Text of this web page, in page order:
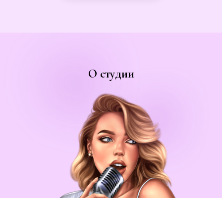
О студии